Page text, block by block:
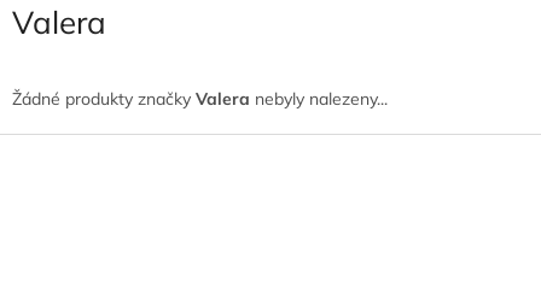
Valera
Žádné produkty značky Valera nebyly nalezeny...